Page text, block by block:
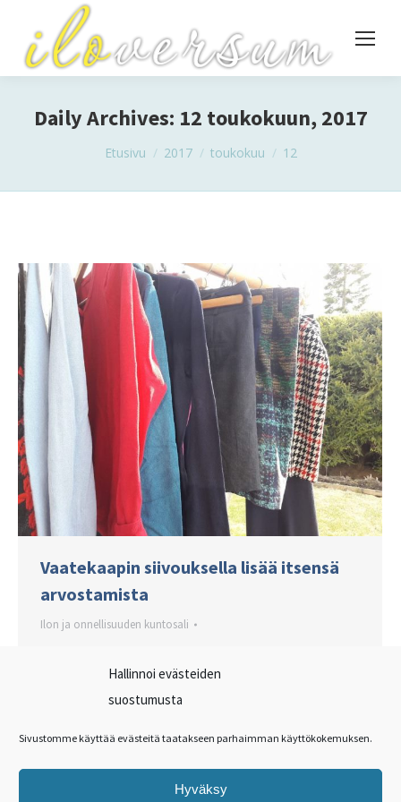
Hallinnoi evästeiden
suostumusta
Sivustomme käyttää evästeitä taatakseen parhaimman käyttökokemuksen.
Hyväksy
Daily Archives: 12 toukokuun, 2017
You are here:
Etusivu 2017 toukokuu 12
Vaatekaapin siivouksella lisää itsensä
arvostamista
Ilon ja onnellisuuden kuntosali
on ehdottomasti nopein, helpoin ja
vaivattomin tapa siivota vaatekaappinsa.
Kriteerien vähyys -säteileekö tämä iloa – on
perusteluiden etsimistä, vaan yksi